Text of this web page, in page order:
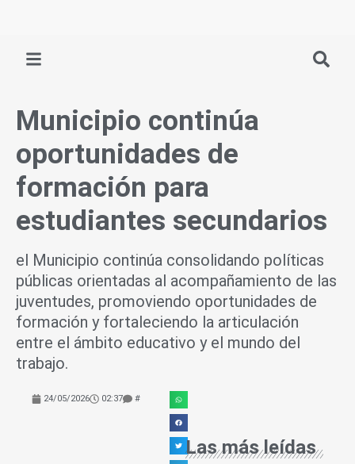
Municipio continúa
oportunidades de
formación para
estudiantes secundarios
el Municipio continúa consolidando políticas
públicas orientadas al acompañamiento de las
juventudes, promoviendo oportunidades de
formación y fortaleciendo la articulación
entre el ámbito educativo y el mundo del
trabajo.
24/05/2026 02:37 #
Las más leídas